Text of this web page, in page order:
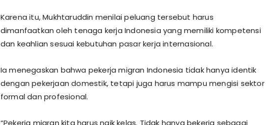
Karena itu, Mukhtaruddin menilai peluang tersebut harus
dimanfaatkan oleh tenaga kerja Indonesia yang memiliki kompetensi
dan keahlian sesuai kebutuhan pasar kerja internasional.
Ia menegaskan bahwa pekerja migran Indonesia tidak hanya identik
dengan pekerjaan domestik, tetapi juga harus mampu mengisi sektor
formal dan profesional.
“Pekerja migran kita harus naik kelas. Tidak hanya bekerja sebagai